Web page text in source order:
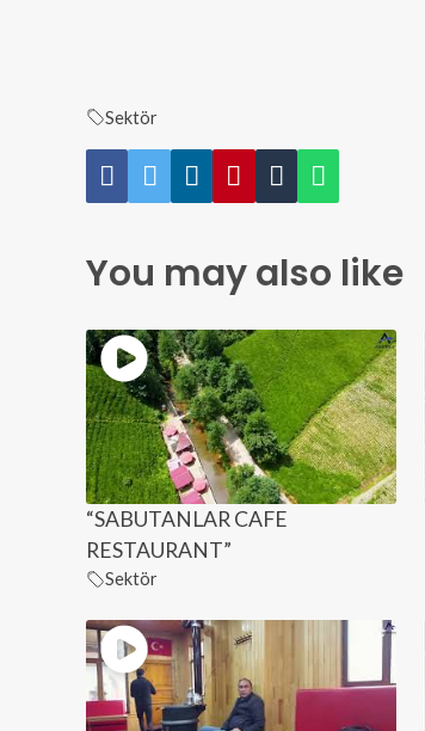
Sektör
You may also like
“SABUTANLAR CAFE
RESTAURANT”
Sektör